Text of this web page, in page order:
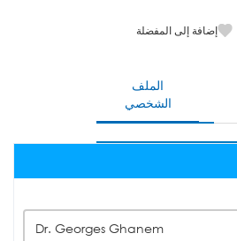
إضافة إلى المفضلة
الملف
الشخصي
Dr. Georges Ghanem